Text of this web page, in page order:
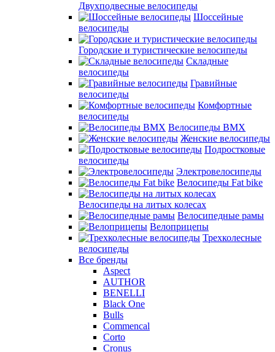
Двухподвесные велосипеды
Шоссейные
велосипеды
Городские и туристические велосипеды
Складные
велосипеды
Гравийные
велосипеды
Комфортные
велосипеды
Велосипеды BMX
Женские велосипеды
Подростковые
велосипеды
Электровелосипеды
Велосипеды Fat bike
Велосипеды на литых колесах
Велосипедные рамы
Велоприцепы
Трехколесные
велосипеды
Все бренды
Aspect
AUTHOR
BENELLI
Black One
Bulls
Commencal
Corto
Cronus